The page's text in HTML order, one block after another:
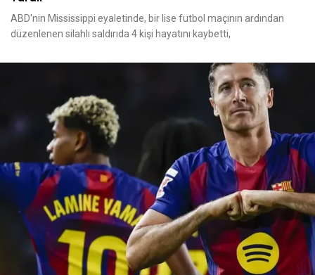
ABD'nin Mississippi eyaletinde, bir lise futbol maçının ardından
düzenlenen silahlı saldırıda 4 kişi hayatını kaybetti,